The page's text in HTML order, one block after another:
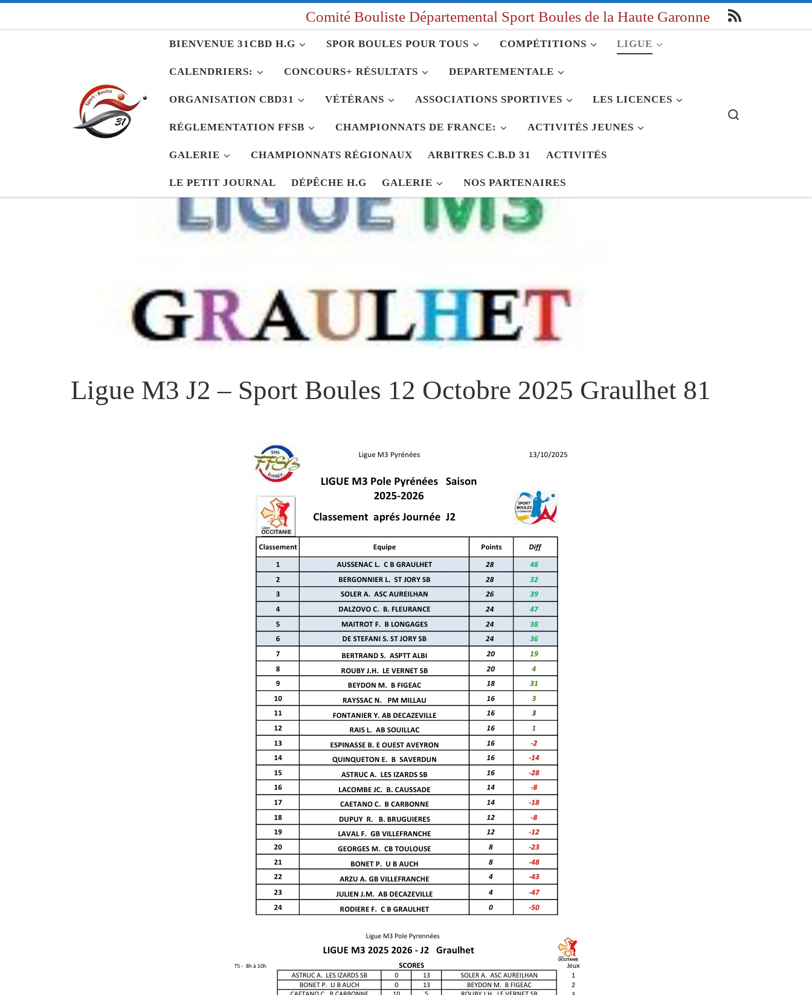
Comité Bouliste Départemental Sport Boules de la Haute Garonne
BIENVENUE 31CBD H.G SPOR BOULES POUR TOUS COMPÉTITIONS LIGUE
CALENDRIERS: CONCOURS+ RÉSULTATS DEPARTEMENTALE
ORGANISATION CBD31 VÉTÉRANS ASSOCIATIONS SPORTIVES LES LICENCES
RÉGLEMENTATION FFSB CHAMPIONNATS DE FRANCE: ACTIVITÉS JEUNES
GALERIE CHAMPIONNATS RÉGIONAUX ARBITRES C.B.D 31 ACTIVITÉS
LE PETIT JOURNAL DÉPÊCHE H.G GALERIE NOS PARTENAIRES
Ligue M3 J2 – Sport Boules 12 Octobre 2025 Graulhet 81